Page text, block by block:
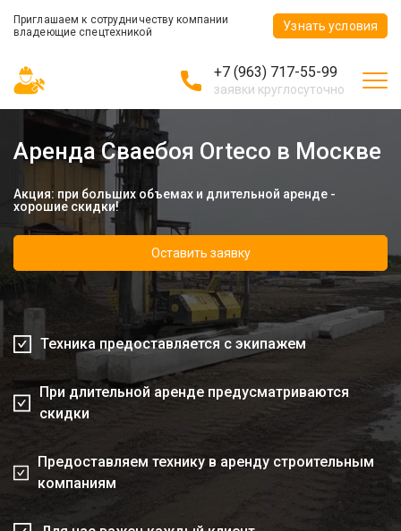
Приглашаем к сотрудничеству компании
владеющие спецтехникой
Узнать условия
+7 (963) 717-55-99
заявки круглосуточно
Аренда Сваебоя Orteco в Москве
Акция: при больших объемах и длительной аренде -
хорошие скидки!
Оставить заявку
Техника предоставляется с экипажем
При длительной аренде предусматриваются
скидки
Предоставляем технику в аренду строительным
компаниям